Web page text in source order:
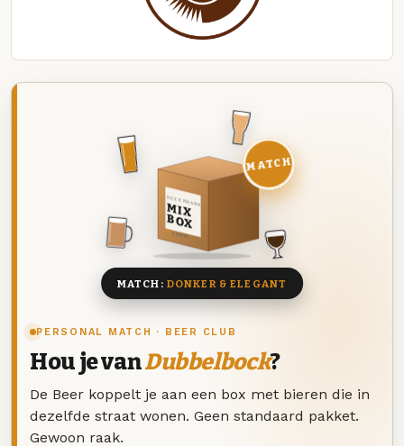
PERSONAL MATCH · BEER CLUB
Hou je vanDubbelbock?
De Beer koppelt je aan een box met bieren die in
dezelfde straat wonen. Geen standaard pakket.
Gewoon raak.
DEZE MAAND
MIX
BOX
8 BIEREN
MATCH
MATCH: DONKER & ELEGANT